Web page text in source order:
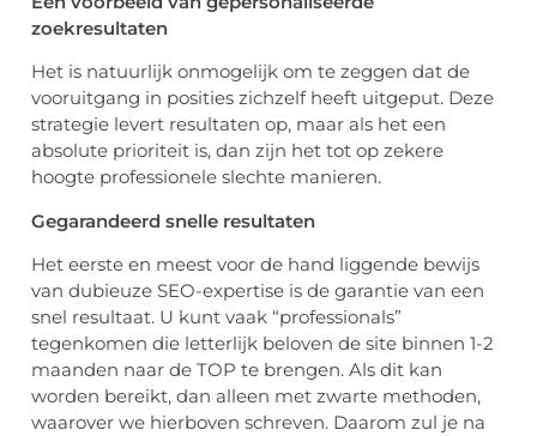
zoekresultaten
Het is natuurlijk onmogelijk om te zeggen dat de
vooruitgang in posities zichzelf heeft uitgeput. Deze
strategie levert resultaten op, maar als het een
absolute prioriteit is, dan zijn het tot op zekere
hoogte professionele slechte manieren.
Gegarandeerd snelle resultaten
Het eerste en meest voor de hand liggende bewijs
van dubieuze SEO-expertise is de garantie van een
snel resultaat. U kunt vaak “professionals”
tegenkomen die letterlijk beloven de site binnen 1-2
maanden naar de TOP te brengen. Als dit kan
worden bereikt, dan alleen met zwarte methoden,
waarover we hierboven schreven. Daarom zul je na